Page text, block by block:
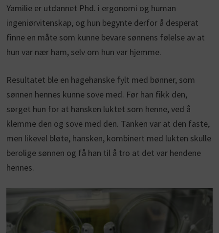
Yamilie er utdannet Phd. i ergonomi og human
ingeniørvitenskap, og hun begynte derfor å desperat
finne en måte som kunne bevare sønnens følelse av at
hun var nær ham, selv om hun var hjemme.
Resultatet ble en hagehanske fylt med bønner, som
sønnen hennes kunne sove med. Før han fikk den,
sørget hun for at hansken luktet som henne, ved å
klemme den og sove med den. Tanken var at den faste,
men likevel bløte, hansken, kombinert med lukten skulle
berolige sønnen og få han til å tro at det var hendene
hennes.